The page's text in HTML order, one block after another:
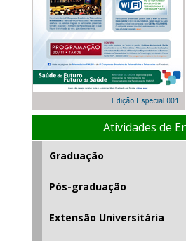
Atividades de
Graduação
Pós-graduação
Extensão Universitária